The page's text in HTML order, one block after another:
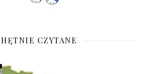
CZYTANE